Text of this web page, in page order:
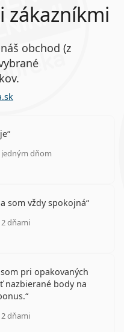
zákazníkmi
obchod (z
dňom
5 z 5
som vždy spokojná
dňami
5 z 5
pri opakovaných
nazbierané body na
dňami
5 z 5